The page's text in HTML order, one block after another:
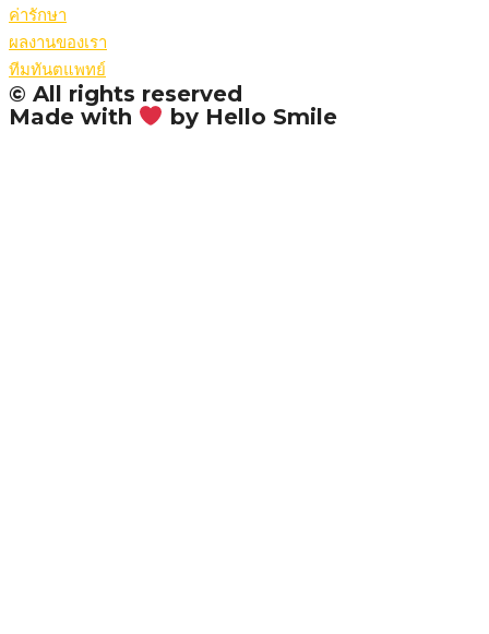
ค่ารักษา
ผลงานของเรา
ทีมทันตแพทย์
© All rights reserved
Made with
by Hello Smile